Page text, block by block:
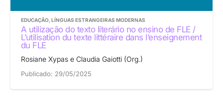
EDUCAÇÃO, LÍNGUAS ESTRANGEIRAS MODERNAS
A utilização do texto literário no ensino de FLE /
L’utilisation du texte littéraire dans l’enseignement
du FLE
Rosiane Xypas e Claudia Gaiotti (Org.)
Publicado: 29/05/2025